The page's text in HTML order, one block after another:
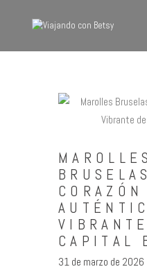
Inicio
Europa
América
Asia
Quienes Somos
Contacto
CORAZÓN
CAPITAL
31 de marzo de 2026